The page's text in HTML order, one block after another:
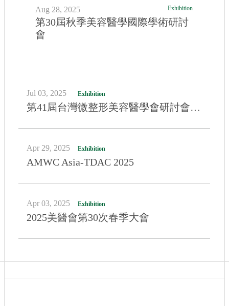
Exhibition
Aug 28, 2025
第30屆秋季美容醫學國際學術研討
會
Jul 03, 2025
第41屆台灣微整形美容醫學會研討會暨會員大會
Apr 29, 2025
AMWC Asia-TDAC 2025
Apr 03, 2025
2025美醫會第30次春季大會